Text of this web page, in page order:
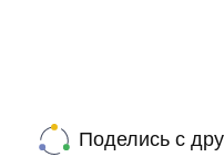
Поделись с